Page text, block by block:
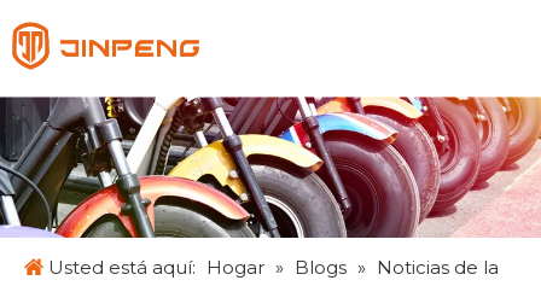
Français
Pусский
Usted está aquí: Hogar » Blogs » Noticias de la